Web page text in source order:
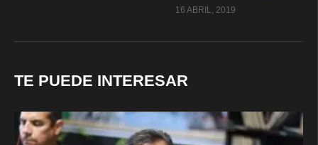
16 ABRIL, 2019
TE PUEDE INTERESAR